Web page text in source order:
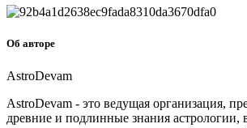
Об авторе
AstroDevam
AstroDevam - это ведущая организация,
древние и подлинные знания астрологии,